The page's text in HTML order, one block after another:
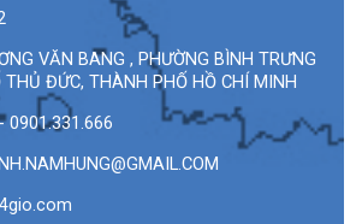
VĂN BANG , PHƯỜNG BÌNH TRƯNG
THỦ ĐỨC, THÀNH PHỐ HỒ CHÍ MINH
0901.331.666